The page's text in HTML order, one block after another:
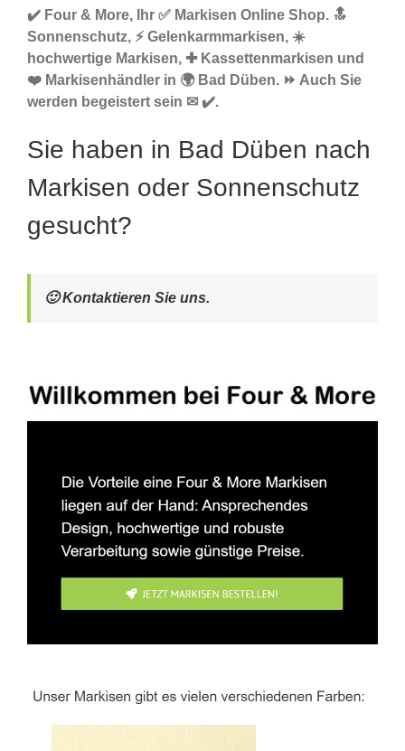
✔️ Four & More, Ihr ✅ Markisen Online Shop. 🔝
Sonnenschutz, ⚡ Gelenkarmmarkisen, ☀️
hochwertige Markisen, ✚ Kassettenmarkisen und
❤️ Markisenhändler in 🌍 Bad Düben. ⏩ Auch Sie
werden begeistert sein ✉ ✔️.
Sie haben in Bad Düben nach
Markisen oder Sonnenschutz
gesucht?
🙂 Kontaktieren Sie uns.